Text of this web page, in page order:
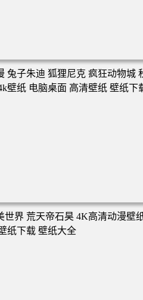
卡通场景 夏日休闲 夏日壁纸 治愈
蜡笔小新 电脑桌面 高清壁纸 壁纸下
子朱迪 狐狸尼克 疯狂动物城 秋叶 秋
脑桌面 高清壁纸 壁纸下载 壁纸大全